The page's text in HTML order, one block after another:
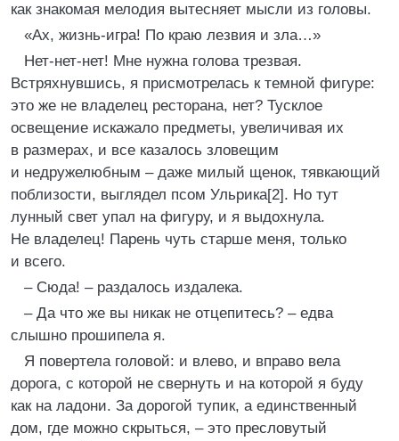
как знакомая мелодия вытесняет мысли из головы.
«Ах, жизнь-игра! По краю лезвия и зла…»
Нет-нет-нет! Мне нужна голова трезвая.
Встряхнувшись, я присмотрелась к темной фигуре:
это же не владелец ресторана, нет? Тусклое
освещение искажало предметы, увеличивая их
в размерах, и все казалось зловещим
и недружелюбным – даже милый щенок, тявкающий
поблизости, выглядел псом Ульрика[2]. Но тут
лунный свет упал на фигуру, и я выдохнула.
Не владелец! Парень чуть старше меня, только
и всего.
– Сюда! – раздалось издалека.
– Да что же вы никак не отцепитесь? – едва
слышно прошипела я.
Я повертела головой: и влево, и вправо вела
дорога, с которой не свернуть и на которой я буду
как на ладони. За дорогой тупик, а единственный
дом, где можно скрыться, – это пресловутый